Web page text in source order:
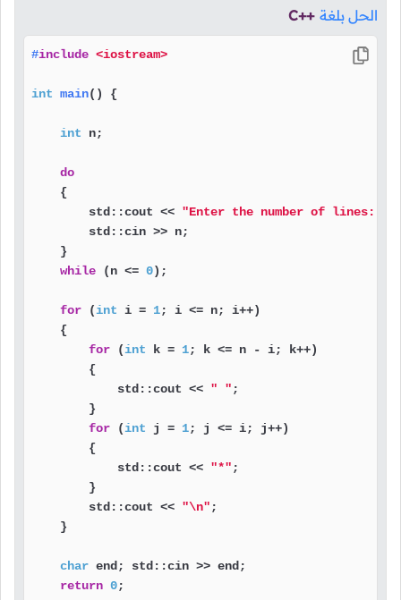
الحل بلغة C++
#include <iostream>
int main() {
int n;
do
    {
        std::cout <<
"Enter the number of lines: "
        std::cin >> n;
    }
while (n <= 0);
for (int i = 1; i <= n; i++)
    {
for (int k = 1; k <= n - i; k++)
        {
            std::cout <<
" " ;
        }
for (int j = 1; j <= i; j++)
        {
            std::cout <<
"*" ;
        }
        std::cout <<
"\n" ;
    }
char end; std::cin >> end;
return 0;